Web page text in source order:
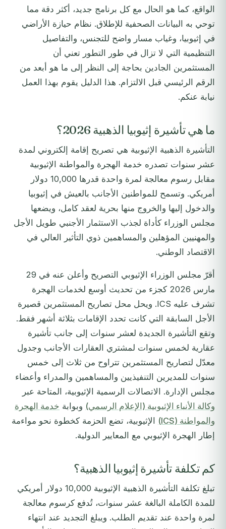
الواقع، كما هو الحال مع كل برنامج جديد، أكثر دقة مما
توحي به البيانات الصحفية للإطلاق. نظام حيازة الأراضي
في إثيوبيا، وغياب مسار واضح للتجنس، والتفاصيل
التنظيمية التي لا تزال في طور التطور تعني أن
المستثمرين الجادين بحاجة إلى النظر إلى ما هو أبعد من
الرقم الرئيسي قبل الالتزام. هذا الدليل يقوم بهذا العمل
نيابة عنكم.
ما هي تأشيرة إثيوبيا الذهبية 2026؟
التأشيرة الذهبية الإثيوبية هي تصريح إقامة إلكتروني لمدة
عشر سنوات تصدره خدمة الهجرة والمواطنة الإثيوبية
مقابل رسوم معالجة لمرة واحدة قدرها 10,000 دولار
أمريكي. وتسمح للمواطنين الأجانب بالعيش في إثيوبيا
والدخول إليها والخروج منها بحرية لعقد كامل، ويضعها
مجلس الوزراء كأداة لجذب الاستثمار الأجنبي طويل الأجل
والمهنيين المؤهلين والمساهمين ذوي التأثير العالي في
الاقتصاد الوطني.
أقرّ مجلس الوزراء الإثيوبي التصريح وأعلن عنه في 29
مارس 2026 كجزء من تحديث أوسع لخدمات الهجرة
تشرف عليه ICS. ويحل محل تصاريح المستثمرين قصيرة
الأجل السابقة التي كانت تحدد الإقامات بثلاثة أشهر فقط.
وتقع التأشيرة الجديدة لعشر سنوات إلى جانب تأشيرة
عقارية لخمس سنوات لمشتري العقارات الأجانب وجدول
معدّل لتصاريح المستثمرين تتراوح من ثلاث إلى خمس
سنوات للمديرين التنفيذيين والمساهمين والمدراء وأعضاء
مجلس الإدارة. الاتصالات الرسمية الإثيوبية، المتاحة عبر
وكالة الأنباء الإثيوبية (الإعلام الرسمي) وبوابة خدمة الهجرة
والمواطنة (ICS)
الإثيوبية، تضع الحزمة كخطوة نحو مواءمة
إطار الهجرة الإثيوبي مع المعايير الدولية.
كم تكلفة تأشيرة إثيوبيا الذهبية؟
تبلغ تكلفة التأشيرة الذهبية الإثيوبية 10,000 دولار أمريكي
للمدة الكاملة البالغة عشر سنوات، تُدفع كرسوم معالجة
لمرة واحدة عند تقديم الطلب. ويبلغ التجديد عند انتهاء